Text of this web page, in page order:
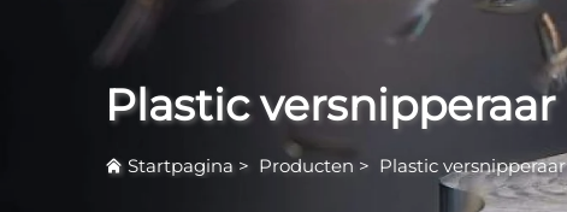
Plastic versnipperaar
Startpagina > Producten > Plastic versnipperaar